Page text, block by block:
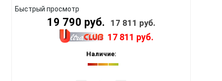
Быстрый просмотр
19 790 руб. 17 811 руб.
17 811 руб.
Наличие: